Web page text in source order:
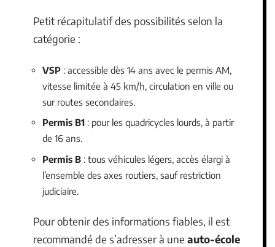
Petit récapitulatif des possibilités selon la
catégorie :
VSP : accessible dès 14 ans avec le permis AM,
vitesse limitée à 45 km/h, circulation en ville ou
sur routes secondaires.
Permis B1 : pour les quadricycles lourds, à partir
de 16 ans.
Permis B : tous véhicules légers, accès élargi à
l’ensemble des axes routiers, sauf restriction
judiciaire.
Pour obtenir des informations fiables, il est
recommandé de s’adresser à une auto-école